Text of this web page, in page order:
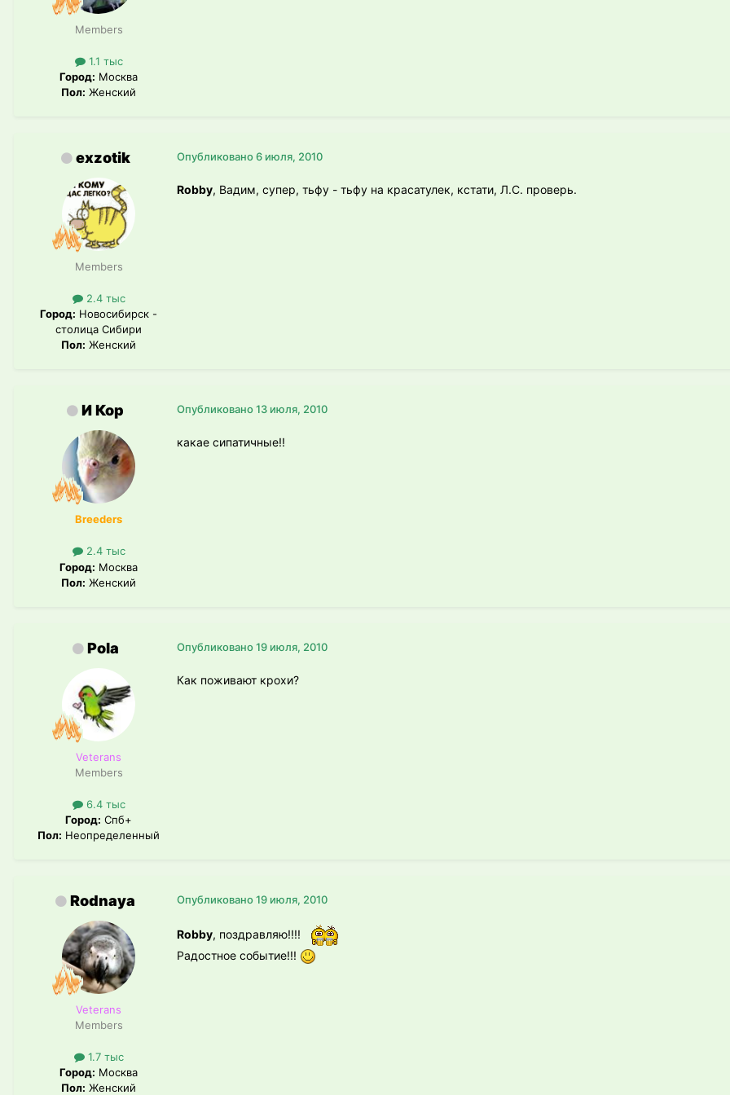
Members
1.1 тыс
Город: Москва
Пол: Женский
exzotik
Members
2.4 тыс
Город: Новосибирск -
столица Сибири
Пол: Женский
Опубликовано6 июля, 2010
Robby, Вадим, супер, тьфу - тьфу на красатулек, кстати, Л.С. проверь.
И Кор
Breeders
2.4 тыс
Город: Москва
Пол: Женский
Опубликовано13 июля, 2010
какае сипатичные!!
Pola
Veterans
Members
6.4 тыс
Город: Спб+
Пол: Неопределенный
Опубликовано19 июля, 2010
Как поживают крохи?
Rodnaya
Veterans
Members
1.7 тыс
Город: Москва
Пол: Женский
Опубликовано19 июля, 2010
Robby, поздравляю!!!!
Радостное событие!!!